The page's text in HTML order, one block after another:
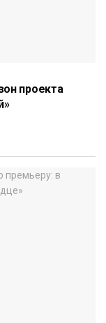
проекта